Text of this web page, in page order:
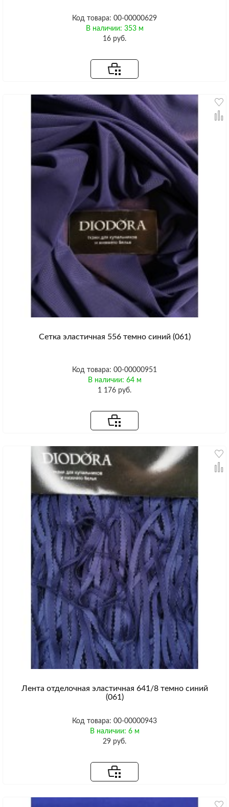
Код товара: 00-00000629
В наличии: 353 м
16 руб.
Сетка эластичная 556 темно синий (061)
Код товара: 00-00000951
В наличии: 64 м
1 176 руб.
Лента отделочная эластичная 641/8 темно синий
(061)
Код товара: 00-00000943
В наличии: 6 м
29 руб.